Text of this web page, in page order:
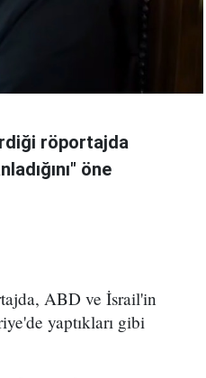
röportajda
öne
ABD ve İsrail'in
yaptıkları gibi